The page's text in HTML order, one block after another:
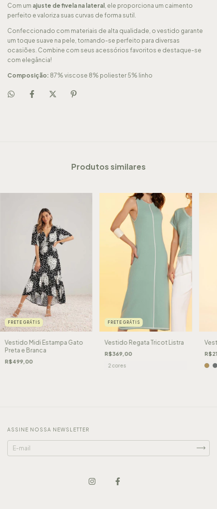
Com um ajuste de fivela na lateral , ele proporciona um caimento
perfeito e valoriza suas curvas de forma sutil.
Confeccionado com materiais de alta qualidade, o vestido garante
um toque suave na pele, tornando-se perfeito para diversas
ocasiões. Combine com seus acessórios favoritos e destaque-se
com elegância!
Composição: 87% viscose 8% poliester 5% linho
Produtos similares
FRETE GRÁTIS
Vestido Midi Estampa Gato
Preta e Branca
R$499,00
FRETE GRÁTIS
Vestido Regata Tricot Listra
R$369,00
2 cores
ASSINE NOSSA NEWSLETTER